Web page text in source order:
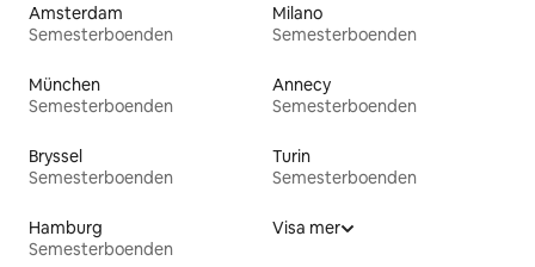
Amsterdam
Semesterboenden
Milano
Semesterboenden
München
Semesterboenden
Annecy
Semesterboenden
Bryssel
Semesterboenden
Turin
Semesterboenden
Hamburg
Semesterboenden
Visa mer